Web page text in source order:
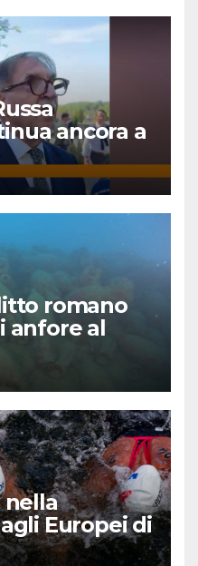
ancora a
romano
anfore al
Vallo
nella
Europei di